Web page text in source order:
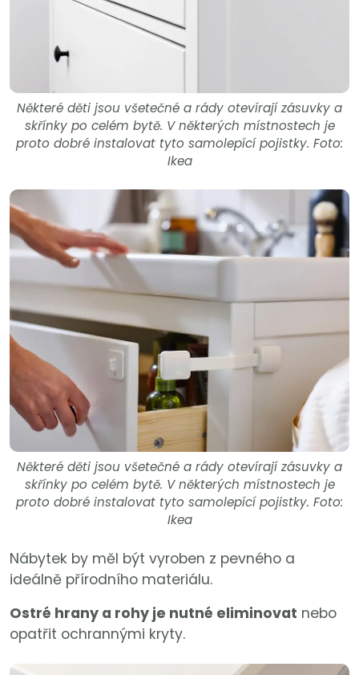
Některé děti jsou všetečné a rády otevírají zásuvky a
skřínky po celém bytě. V některých místnostech je
proto dobré instalovat tyto samolepící pojistky. Foto:
Ikea
Některé děti jsou všetečné a rády otevírají zásuvky a
skřínky po celém bytě. V některých místnostech je
proto dobré instalovat tyto samolepící pojistky. Foto:
Ikea
Nábytek by měl být vyroben z pevného a
ideálně přírodního materiálu.
Ostré hrany a rohy je nutné eliminovat nebo
opatřit ochrannými kryty.